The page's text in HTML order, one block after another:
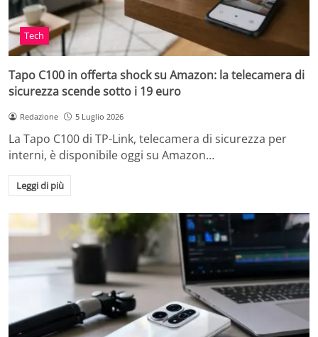
Tech
Tapo C100 in offerta shock su Amazon: la telecamera di
sicurezza scende sotto i 19 euro
Redazione 5 Luglio 2026
La Tapo C100 di TP-Link, telecamera di sicurezza per
interni, è disponibile oggi su Amazon…
Leggi di più